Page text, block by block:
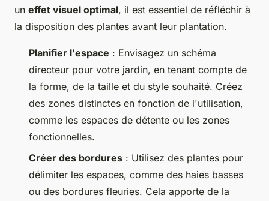
un effet visuel optimal, il est essentiel de réfléchir à
la disposition des plantes avant leur plantation.
Planifier l'espace : Envisagez un schéma
directeur pour votre jardin, en tenant compte de
la forme, de la taille et du style souhaité. Créez
des zones distinctes en fonction de l'utilisation,
comme les espaces de détente ou les zones
fonctionnelles.
Créer des bordures : Utilisez des plantes pour
délimiter les espaces, comme des haies basses
ou des bordures fleuries. Cela apporte de la